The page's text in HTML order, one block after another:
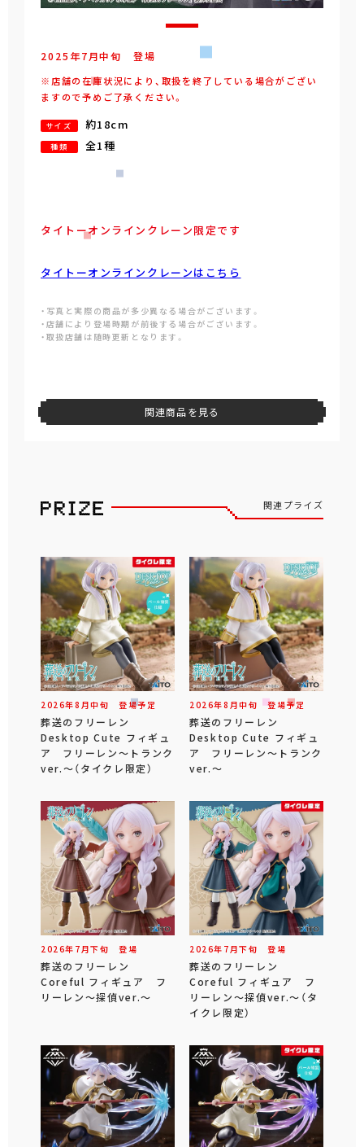
2025年7月中旬 登場
※店舗の在庫状況により、取扱を終了している場合がござい
ますので予めご了承ください。
サイズ 約18cm
種類 全1種
タイトーオンラインクレーン限定です
タイトーオンラインクレーンはこちら
・写真と実際の商品が多少異なる場合がございます。
・店舗により登場時期が前後する場合がございます。
・取扱店舗は随時更新となります。
関連商品を見る
関連プライズ
2026年8 月中旬 登場予定
葬送のフリーレン
Desktop Cute フィギュ
ア フリーレン～トランク
ver.～（タイクレ限定）
2026年8 月中旬 登場予定
葬送のフリーレン
Desktop Cute フィギュ
ア フリーレン～トランク
ver.～
2026年 7 月下旬 登場
葬送のフリーレン
Coreful フィギュア フ
リーレン～探偵ver.～
2026年 7 月下旬 登場
葬送のフリーレン
Coreful フィギュア フ
リーレン～探偵ver.～（タ
イクレ限定）